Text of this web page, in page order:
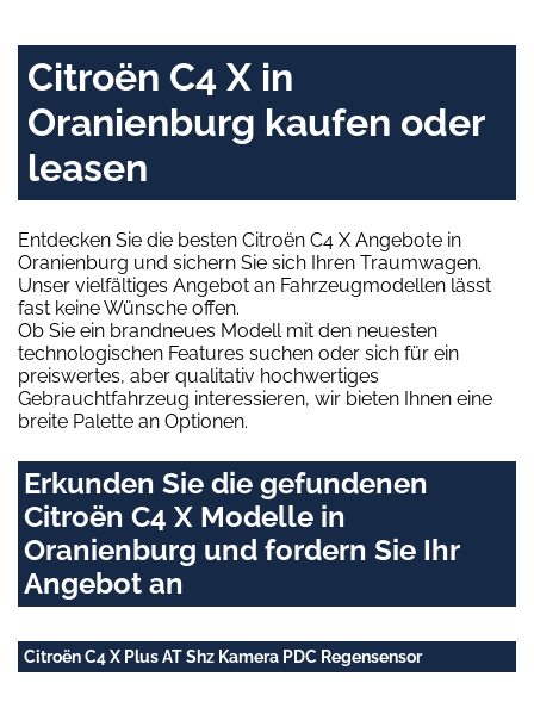
Citroën C4 X in
Oranienburg kaufen oder
leasen
Entdecken Sie die besten Citroën C4 X Angebote in
Oranienburg und sichern Sie sich Ihren Traumwagen.
Unser vielfältiges Angebot an Fahrzeugmodellen lässt
fast keine Wünsche offen.
Ob Sie ein brandneues Modell mit den neuesten
technologischen Features suchen oder sich für ein
preiswertes, aber qualitativ hochwertiges
Gebrauchtfahrzeug interessieren, wir bieten Ihnen eine
breite Palette an Optionen.
Erkunden Sie die gefundenen
Citroën C4 X Modelle in
Oranienburg und fordern Sie Ihr
Angebot an
Citroën C4 X Plus AT Shz Kamera PDC Regensensor